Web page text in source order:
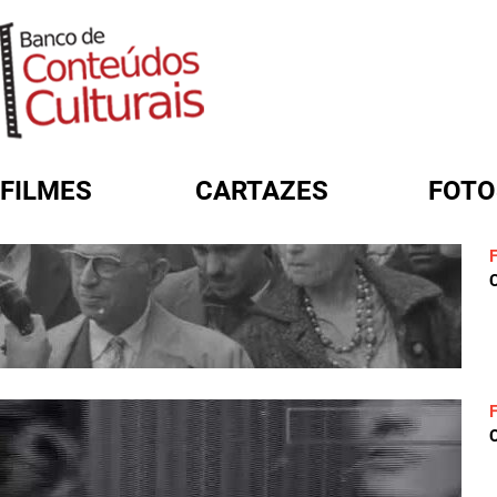
FILMES CARTAZES
FORMULÁRIO DE BUSCA